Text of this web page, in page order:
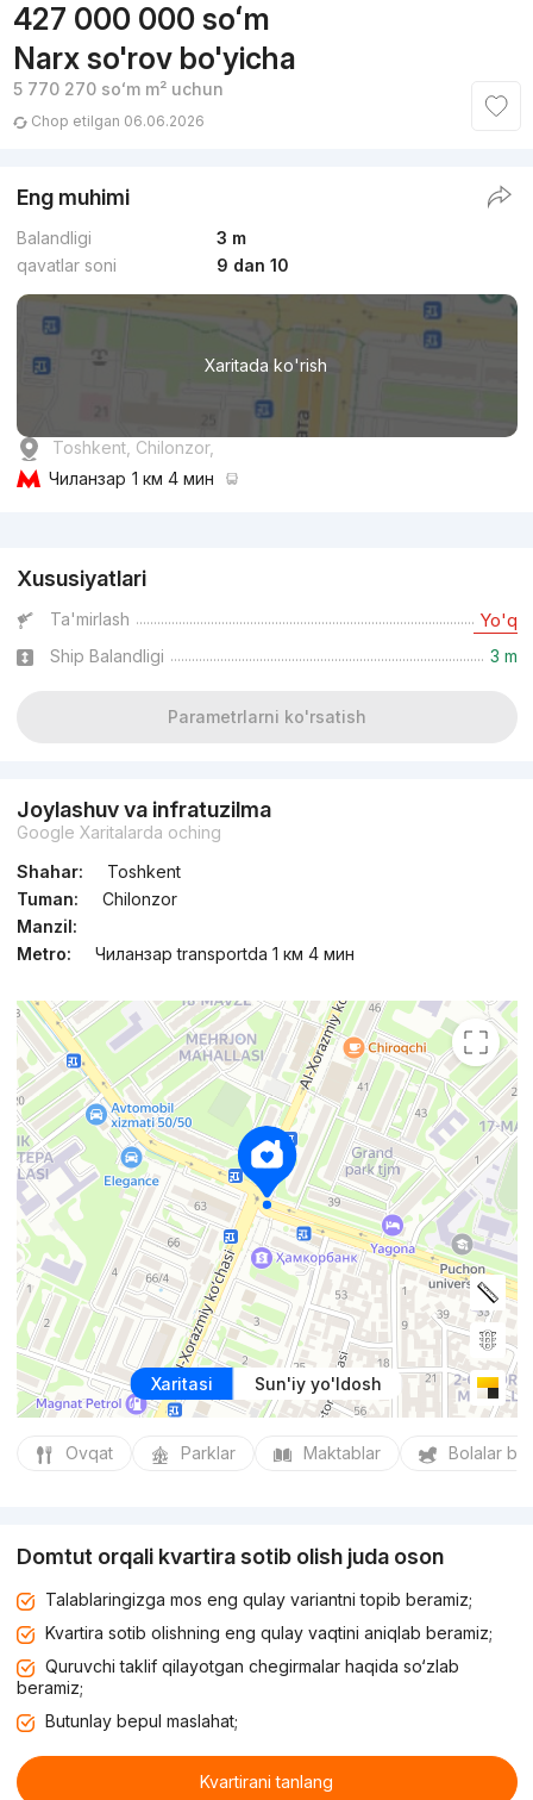
427 000 000 soʻm
Narx so'rov bo'yicha
5 770 270 soʻmm² uchun
Chop etilgan 06.06.2026
Eng muhimi
Balandligi
3 m
qavatlar soni
9 dan 10
Xaritada ko'rish
Toshkent, Chilonzor,
Чиланзар 1 км 4 мин
Xususiyatlari
Ta'mirlash Yo'q
Ship Balandligi 3 m
Parametrlarni ko'rsatish
Joylashuv va infratuzilma
Google Xaritalarda oching
Shahar:
Toshkent
Tuman:
Chilonzor
Manzil:
Metro:
Чиланзар transportda 1 км 4 мин
Xaritasi Sun'iy yo'ldosh
Ovqat Parklar Maktablar Bolalar
Domtut orqali kvartira sotib olish juda oson
Talablaringizga mos eng qulay variantni topib beramiz;
Kvartira sotib olishning eng qulay vaqtini aniqlab beramiz;
Quruvchi taklif qilayotgan chegirmalar haqida so‘zlab
beramiz;
Butunlay bepul maslahat;
Kvartirani tanlang